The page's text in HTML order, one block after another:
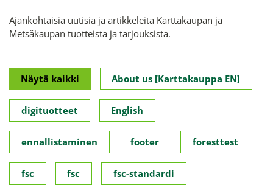
Ajankohtaisia uutisia ja artikkeleita Karttakaupan ja
Metsäkaupan tuotteista ja tarjouksista.
Näytä kaikki About us [Karttakauppa EN]
digituotteet English
ennallistaminen footer foresttest
fsc fsc fsc-standardi